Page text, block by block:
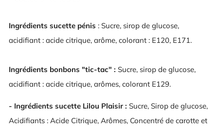
Ingrédients sucette pénis : Sucre, sirop de glucose,
acidifiant : acide citrique, arôme, colorant : E120, E171.
Ingrédients bonbons "tic-tac" : Sucre, sirop de glucose,
acidifiant : acide citrique, arômes, colorant E129.
- Ingrédients sucette Lilou Plaisir : Sucre, Sirop de glucose,
Acidifiants : Acide Citrique, Arômes, Concentré de carotte et